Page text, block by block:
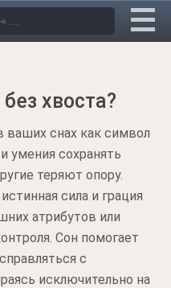
хвоста?
ваших снах как символ
умения сохранять
теряют опору.
сила и грация
атрибутов или
Сон помогает
с
исключительно на